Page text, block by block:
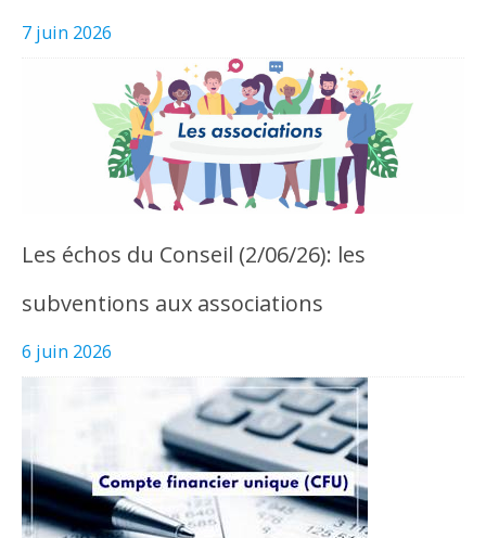
7 juin 2026
Les échos du Conseil (2/06/26): les
subventions aux associations
6 juin 2026